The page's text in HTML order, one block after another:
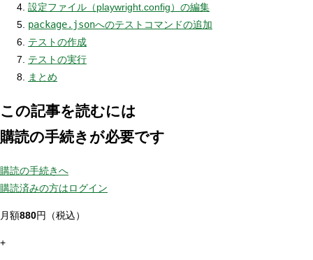
設定ファイル（playwright.config）の編集
package.jsonへのテストコマンドの追加
テストの作成
テストの実行
まとめ
この記事を読むには
購読の手続きが必要です
購読の手続きへ
購読済みの方はログイン
月額880円（税込）
+